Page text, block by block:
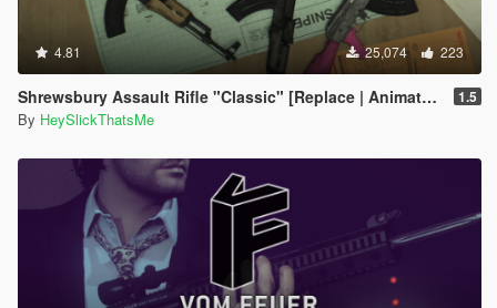
4.81 25,074 223
Shrewsbury Assault Rifle "Classic" [Replace | Animated | Tints] 1.5
By HeySlickThatsMe